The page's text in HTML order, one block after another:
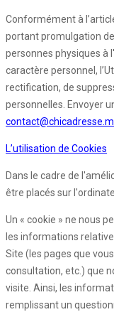
Conformément à
portant promulgation
personnes physiques à
caractère personnel,
rectification, de
personnelles. Envoyer
L’utilisation de Cookies
Dans le cadre de
être placés sur
Un « cookie » ne nous
les informations
Site (les pages que
consultation, etc.) que
visite. Ainsi, les
remplissant un